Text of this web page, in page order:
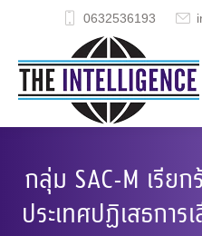
0632536193
กลุ่ม SAC-M เรียก
ประเทศปฏิเสธกา